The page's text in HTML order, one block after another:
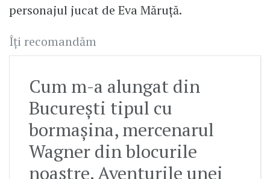
personajul jucat de Eva Măruță.
Îți recomandăm
Cum m-a alungat din
București tipul cu
bormașina, mercenarul
Wagner din blocurile
noastre. Aventurile unei